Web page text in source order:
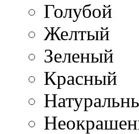
Голубой
Желтый
Зеленый
Красный